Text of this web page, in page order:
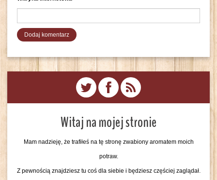
Witaj na mojej stronie
Mam nadzieję, że trafiłeś na tę stronę zwabiony aromatem moich
potraw.
Z pewnością znajdziesz tu coś dla siebie i będziesz częściej zaglądał.